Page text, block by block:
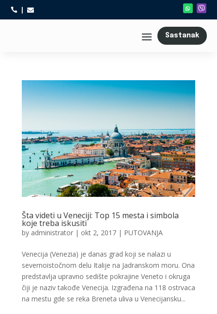
 
Sastanak
Šta videti u Veneciji: Top 15 mesta i simbola
koje treba iskusiti
by administrator| okt 2, 2017| PUTOVANJA
Venecija (Venezia) je danas grad koji se nalazi u
severnoistočnom delu Italije na Jadranskom moru. Ona
predstavlja upravno sedište pokrajine Veneto i okruga
čiji je naziv takođe Venecija. Izgrađena na 118 ostrvaca
na mestu gde se reka Breneta uliva u Venecijansku...